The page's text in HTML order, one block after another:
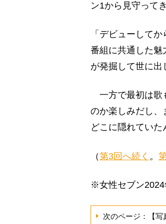
ン1から見守って
「デビューして
番組に共通した魅
が発掘して世に出
一方で最初は歌
のか楽しみだし、
どこに隠れていた
（第3回へ続く 。
※女性セブン2024
次のページ：【写